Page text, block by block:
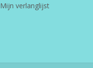
Mijn verlanglijst